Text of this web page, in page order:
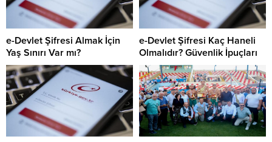
e-Devlet Şifresi Almak İçin
Yaş Sınırı Var mı?
e-Devlet Şifresi Kaç Haneli
Olmalıdır? Güvenlik İpuçları